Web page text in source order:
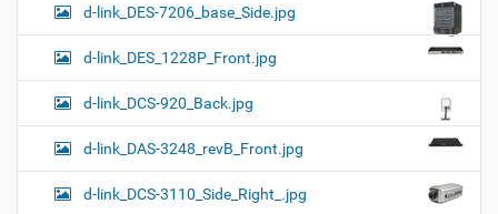
d-link_DES-7206_base_Side.jpg
d-link_DES_1228P_Front.jpg
d-link_DCS-920_Back.jpg
d-link_DAS-3248_revB_Front.jpg
d-link_DCS-3110_Side_Right_.jpg